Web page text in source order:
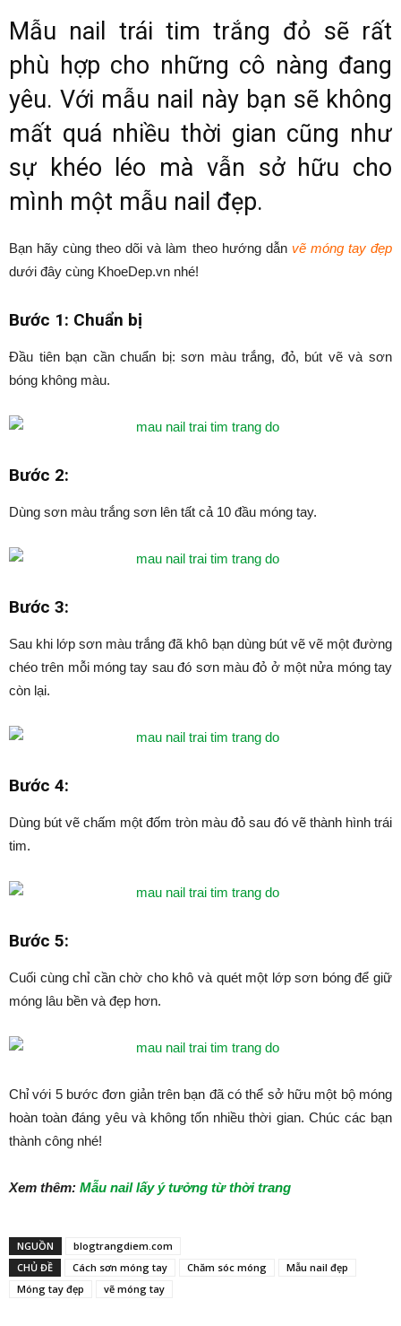
Mẫu nail trái tim trắng đỏ sẽ rất
phù hợp cho những cô nàng đang
yêu. Với mẫu nail này bạn sẽ không
mất quá nhiều thời gian cũng như
sự khéo léo mà vẫn sở hữu cho
mình một mẫu nail đẹp.
Bạn hãy cùng theo dõi và làm theo hướng dẫn vẽ móng tay đẹp
dưới đây cùng KhoeDep.vn nhé!
Bước 1: Chuẩn bị
Đầu tiên bạn cần chuẩn bị: sơn màu trắng, đỏ, bút vẽ và sơn
bóng không màu.
Bước 2:
Dùng sơn màu trắng sơn lên tất cả 10 đầu móng tay.
Bước 3:
Sau khi lớp sơn màu trắng đã khô bạn dùng bút vẽ vẽ một đường
chéo trên mỗi móng tay sau đó sơn màu đỏ ở một nửa móng tay
còn lại.
Bước 4:
Dùng bút vẽ chấm một đốm tròn màu đỏ sau đó vẽ thành hình trái
tim.
Bước 5:
Cuối cùng chỉ cần chờ cho khô và quét một lớp sơn bóng để giữ
móng lâu bền và đẹp hơn.
Chỉ với 5 bước đơn giản trên bạn đã có thể sở hữu một bộ móng
hoàn toàn đáng yêu và không tốn nhiều thời gian. Chúc các bạn
thành công nhé!
Xem thêm: Mẫu nail lấy ý tưởng từ thời trang
NGUỒN
blogtrangdiem.com
CHỦ ĐỀ
Cách sơn móng tay Chăm sóc móng
Mẫu nail đẹp
Móng tay đẹp
vẽ móng tay